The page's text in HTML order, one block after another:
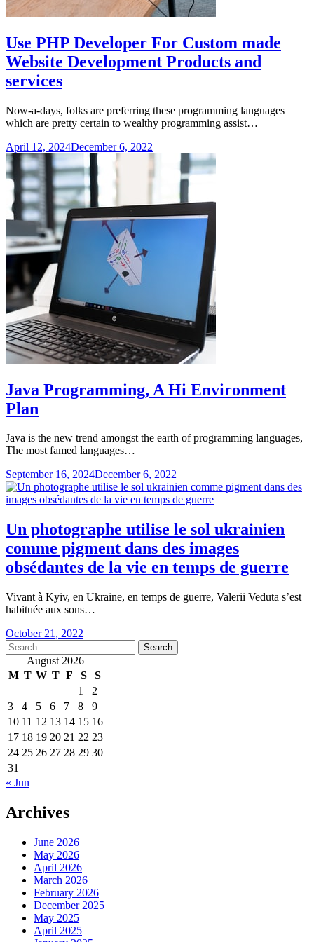
Use PHP Developer For Custom made
Website Development Products and
services
Now-a-days, folks are preferring these programming languages
which are pretty certain to wealthy programming assist…
April 12, 2024December 6, 2022
Java Programming, A Hi Environment
Plan
Java is the new trend amongst the earth of programming languages,
The most famed languages…
September 16, 2024December 6, 2022
Un photographe utilise le sol ukrainien
comme pigment dans des images
obsédantes de la vie en temps de guerre
Vivant à Kyiv, en Ukraine, en temps de guerre, Valerii Veduta s’est
habituée aux sons…
October 21, 2022
Search
for: August 2026
M T W T F S
S
1
2
3
4 5 6 7 8
9
10 11 12 13 14 15 16
17 18 19 20 21 22 23
24 25 26 27 28 29 30
31
« Jun
Archives
June 2026
May 2026
April 2026
March 2026
February 2026
December 2025
May 2025
April 2025